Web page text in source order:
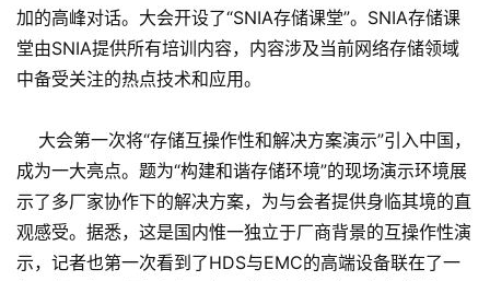
加的高峰对话。大会开设了“SNIA存储课堂”。SNIA存储课
堂由SNIA提供所有培训内容，内容涉及当前网络存储领域
中备受关注的热点技术和应用。
大会第一次将“存储互操作性和解决方案演示”引入中国，
成为一大亮点。题为“构建和谐存储环境”的现场演示环境展
示了多厂家协作下的解决方案，为与会者提供身临其境的直
观感受。据悉，这是国内惟一独立于厂商背景的互操作性演
示，记者也第一次看到了HDS与EMC的高端设备联在了一